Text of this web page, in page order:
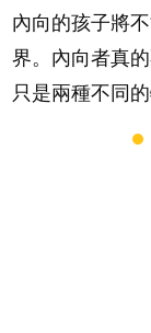
內向的孩子將
界。內向者真
只是兩種不同